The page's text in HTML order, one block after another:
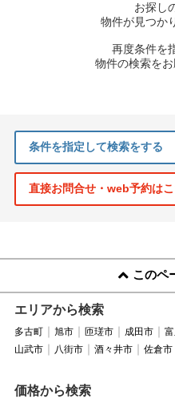
お探し
物件が見つか
再度条件を
物件の検索をお
条件を指定して検索をする
直接お問合せ・web予約は
このペ
エリアから検索
多古町 旭市 匝瑳市 成田市
山武市
八街市 酒々井市 佐倉市
価格から検索